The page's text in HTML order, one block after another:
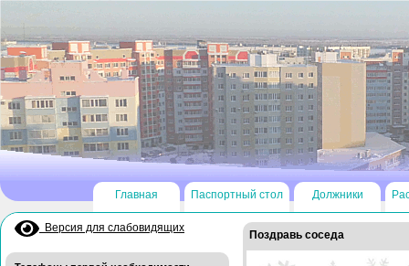
Главная Паспортный стол Должники
Версия для слабовидящих
Поздравь соседа